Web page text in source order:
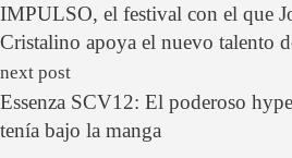
IMPULSO, el festival con el que
Cristalino apoya el nuevo talento
next post
Essenza SCV12: El poderoso
tenía bajo la manga